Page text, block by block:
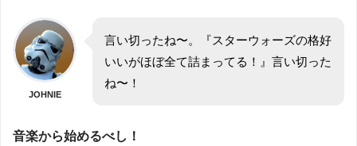
JOHNIE
言い切ったね〜。『スターウォーズの格好
いいがほぼ全て詰まってる！』言い切った
ね〜！
音楽から始めるべし！